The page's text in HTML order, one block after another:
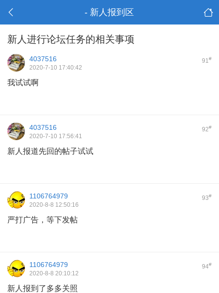
- 新人报到区
新人进行论坛任务的相关事项
91#
4037516
2020-7-10 17:40:42
我试试啊
92#
4037516
2020-7-10 17:56:41
新人报道先回的帖子试试
93#
1106764979
2020-8-8 12:50:16
严打广告，等下发帖
94#
1106764979
2020-8-8 20:10:12
新人报到了多多关照